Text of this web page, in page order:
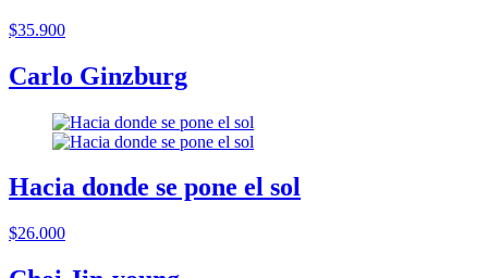
$35.900
Carlo Ginzburg
Hacia donde se pone el sol
$26.000